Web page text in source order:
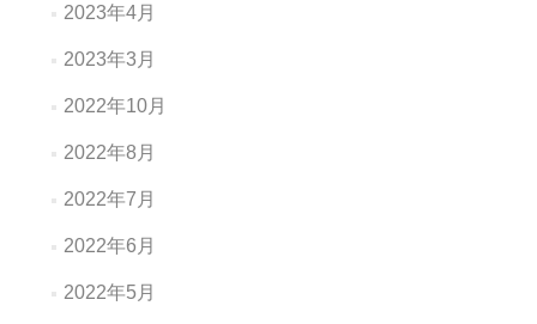
2023年4月
2023年3月
2022年10月
2022年8月
2022年7月
2022年6月
2022年5月